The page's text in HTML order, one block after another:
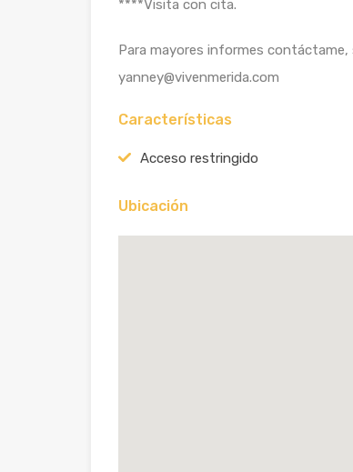
****Visita con cita.
Para mayores informes contáctame,
yanney@vivenmerida.com
Características
Acceso restringido
Ubicación